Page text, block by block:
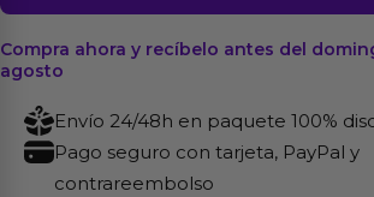
Cuero
Vegano
cantidad
Compra ahora y recíbelo antes del
agosto
Envío 24/48h en paquete 100%
Pago seguro con tarjeta, PayPal y
contrareembolso